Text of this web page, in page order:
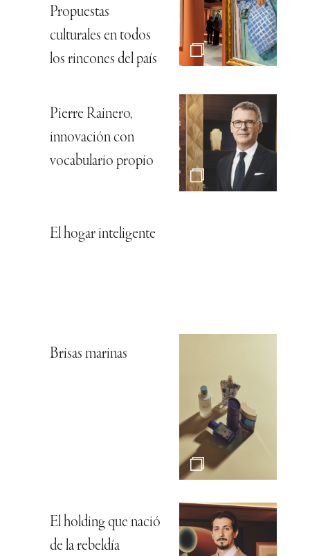
Propuestas
culturales en todos
los rincones del país
Pierre Rainero,
innovación con
vocabulario propio
El hogar inteligente
Brisas marinas
El holding que nació
de la rebeldía